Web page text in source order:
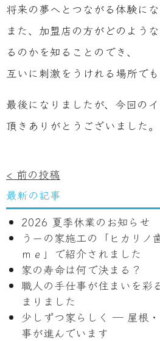
将来の夢へとつながる体験にな
また、加盟店の方がどのよう
るのかを知ることのでき、
互いに刺激をうけれる場所で
最後になりましたが、今回の
頂きありがとうございました。
投
稿
ナ
ビ
ゲ
ー
シ
ン
< 前の投稿
最新の記事
2026 夏季休業のお知らせ
うーの家施工の「ヒカリノ
ｍｅ」で紹介されました
家の寿命は何で決まる？
職人の手仕事が住まいを
まりました
少しずつ家らしく ― 屋根
事が進んでいます